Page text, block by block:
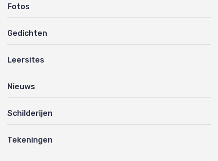
Fotos
Gedichten
Leersites
Nieuws
Schilderijen
Tekeningen